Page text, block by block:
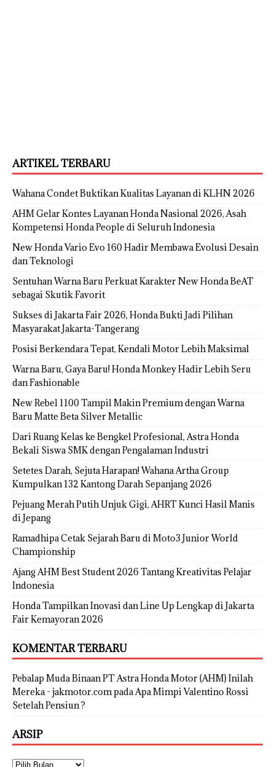
ARTIKEL TERBARU
Wahana Condet Buktikan Kualitas Layanan di KLHN 2026
AHM Gelar Kontes Layanan Honda Nasional 2026, Asah
Kompetensi Honda People di Seluruh Indonesia
New Honda Vario Evo 160 Hadir Membawa Evolusi Desain
dan Teknologi
Sentuhan Warna Baru Perkuat Karakter New Honda BeAT
sebagai Skutik Favorit
Sukses di Jakarta Fair 2026, Honda Bukti Jadi Pilihan
Masyarakat Jakarta-Tangerang
Posisi Berkendara Tepat, Kendali Motor Lebih Maksimal
Warna Baru, Gaya Baru! Honda Monkey Hadir Lebih Seru
dan Fashionable
New Rebel 1100 Tampil Makin Premium dengan Warna
Baru Matte Beta Silver Metallic
Dari Ruang Kelas ke Bengkel Profesional, Astra Honda
Bekali Siswa SMK dengan Pengalaman Industri
Setetes Darah, Sejuta Harapan! Wahana Artha Group
Kumpulkan 132 Kantong Darah Sepanjang 2026
Pejuang Merah Putih Unjuk Gigi, AHRT Kunci Hasil Manis
di Jepang
Ramadhipa Cetak Sejarah Baru di Moto3 Junior World
Championship
Ajang AHM Best Student 2026 Tantang Kreativitas Pelajar
Indonesia
Honda Tampilkan Inovasi dan Line Up Lengkap di Jakarta
Fair Kemayoran 2026
KOMENTAR TERBARU
Pebalap Muda Binaan PT Astra Honda Motor (AHM) Inilah
Mereka - jakmotor.compadaApa Mimpi Valentino Rossi
Setelah Pensiun ?
ARSIP